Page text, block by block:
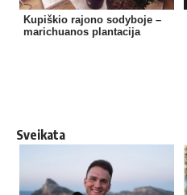
Kupiškio rajono sodyboje –
marichuanos plantacija
Sveikata